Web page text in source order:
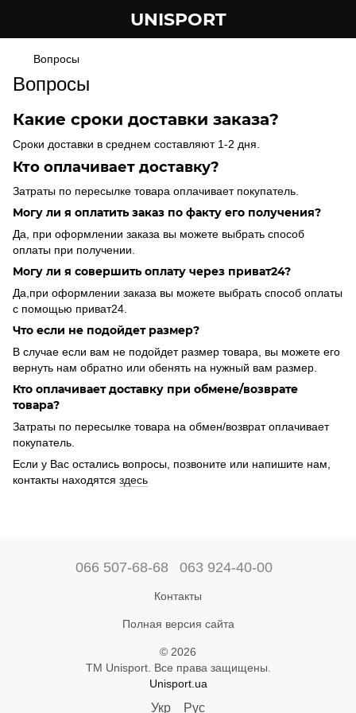
UNISPORT
Вопросы
Вопросы
Какие сроки доставки заказа?
Сроки доставки в среднем составляют 1-2 дня.
Кто оплачивает доставку?
Затраты по пересылке товара оплачивает покупатель.
Могу ли я оплатить заказ по факту его получения?
Да, при оформлении заказа вы можете выбрать способ
оплаты при получении.
Могу ли я совершить оплату через приват24?
Да,при оформлении заказа вы можете выбрать способ оплаты
с помощью приват24.
Что если не подойдет размер?
В случае если вам не подойдет размер товара, вы можете его
вернуть нам обратно или обенять на нужный вам размер.
Кто оплачивает доставку при обмене/возврате
товара?
Затраты по пересылке товара на обмен/возврат оплачивает
покупатель.
Если у Вас остались вопросы, позвоните или напишите нам,
контакты находятся здесь
066 507-68-68 063 924-40-00
Контакты
Полная версия сайта
© 2026
ТМ Unisport. Все права защищены.
Unisport.ua
Укр Рус